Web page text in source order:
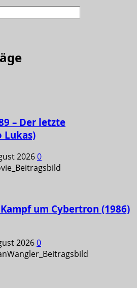
– Der letzte
Lukas)
20260
um Cybertron (1986)
20260